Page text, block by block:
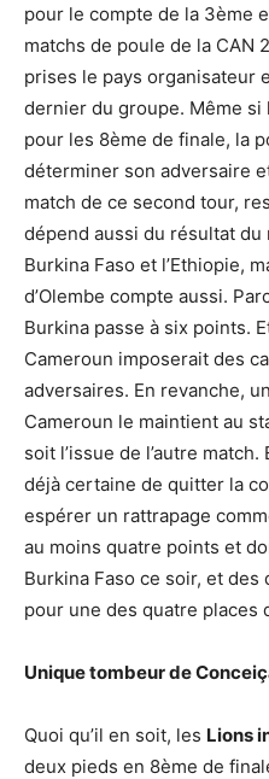
pour le compte de la 3ème
matchs de poule de la CAN
prises le pays organisateur
dernier du groupe. Même
pour les 8ème de finale, la
déterminer son adversaire
match de ce second tour,
dépend aussi du résultat du
Burkina Faso et l’Ethiopie,
d’Olembe compte aussi.
Burkina passe à six points.
Cameroun imposerait des
adversaires. En revanche,
Cameroun le maintient au
soit l’issue de l’autre
déjà certaine de quitter la
espérer un rattrapage
au moins quatre points et
Burkina Faso ce soir, et des
pour une des quatre places
Unique tombeur de
Quoi qu’il en soit, les Lions
deux pieds en 8ème de